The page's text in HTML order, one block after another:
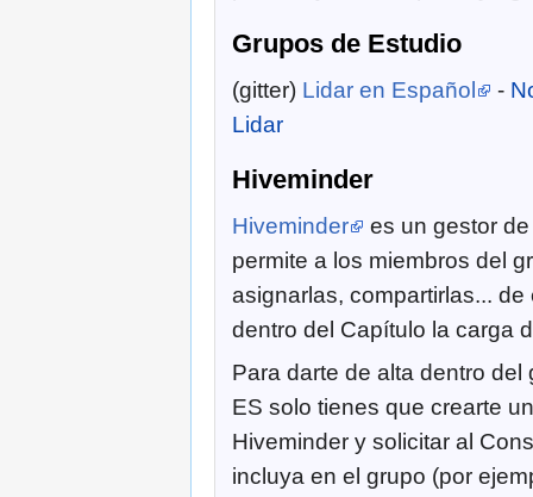
Grupos de Estudio
(gitter) Lidar en Español -
Lidar
Hiveminder
Hiveminder
es un gestor
permite a los miembros del
asignarlas, compartirlas...
dentro del Capítulo la carga
Para darte de alta dentro
ES solo tienes que crearte
Hiveminder y solicitar al
incluya en el grupo (por